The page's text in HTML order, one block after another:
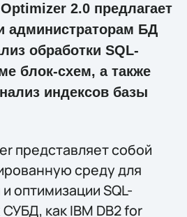
2.0 предлагает
администраторам БД
обработки SQL-
блок-схем, а также
индексов базы
представляет собой
среду для
оптимизации SQL-
как IBM DB2 for